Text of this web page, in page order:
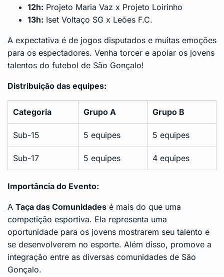
12h: Projeto Maria Vaz x Projeto Loirinho
13h: Iset Voltaço SG x Leões F.C.
A expectativa é de jogos disputados e muitas emoções
para os espectadores. Venha torcer e apoiar os jovens
talentos do futebol de São Gonçalo!
Distribuição das equipes:
Categoria Grupo A Grupo B
Sub-15 5 equipes 5 equipes
Sub-17 5 equipes 4 equipes
Importância do Evento:
A Taça das Comunidades é mais do que uma
competição esportiva. Ela representa uma
oportunidade para os jovens mostrarem seu talento e
se desenvolverem no esporte. Além disso, promove a
integração entre as diversas comunidades de São
Gonçalo.